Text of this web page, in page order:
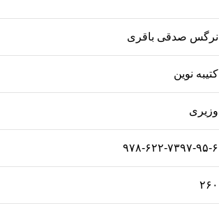
نرگس صدقی باقری
کتیبه نوین
وزیری
۹۷۸-۶۲۲-۷۳۹۷-۹۵-۶
۲۶۰